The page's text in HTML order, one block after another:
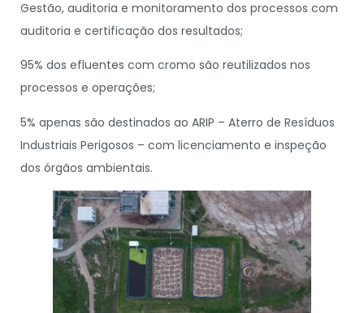
Gestão, auditoria e monitoramento dos processos com
auditoria e certificação dos resultados;
95% dos efluentes com cromo são reutilizados nos
processos e operações;
5% apenas são destinados ao ARIP – Aterro de Resíduos
Industriais Perigosos – com licenciamento e inspeção
dos órgãos ambientais.